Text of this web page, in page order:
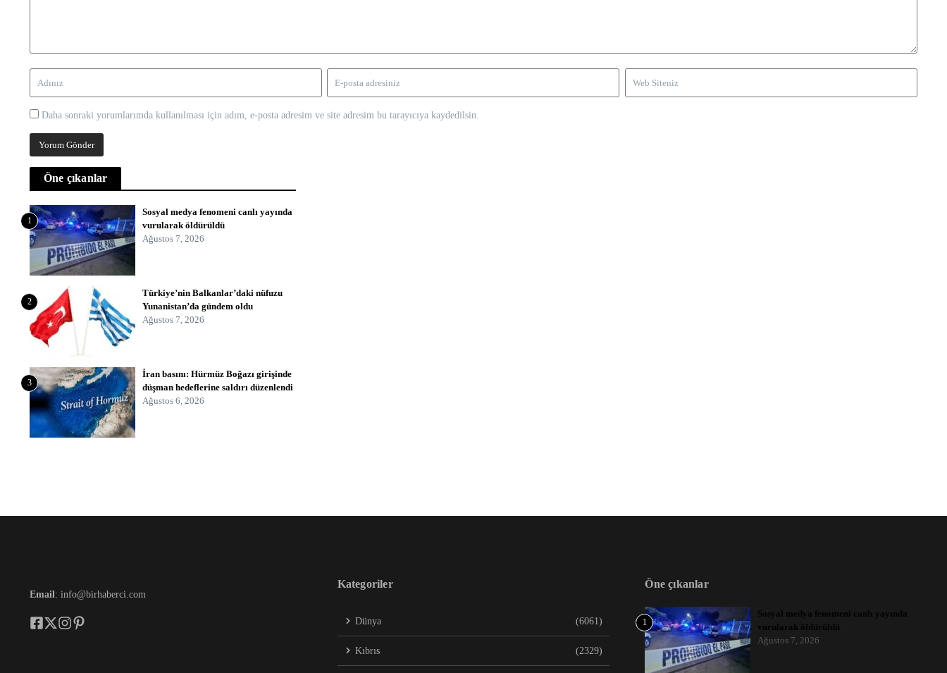
Daha sonraki yorumlarımda kullanılması için adım, e-posta adresim ve site adresim bu tarayıcıya kaydedilsin.
Öne çıkanlar
1
Sosyal medya fenomeni canlı yayında
vurularak öldürüldü
Ağustos 7, 2026
2
Türkiye’nin Balkanlar’daki nüfuzu
Yunanistan’da gündem oldu
Ağustos 7, 2026
3
İran basını: Hürmüz Boğazı girişinde
düşman hedeflerine saldırı düzenlendi
Ağustos 6, 2026
Email : info@birhaberci.com
Kategoriler
Dünya (6061)
Kıbrıs (2329)
Öne çıkanlar
1
Sosyal medya fenomeni canlı yayında
vurularak öldürüldü
Ağustos 7, 2026